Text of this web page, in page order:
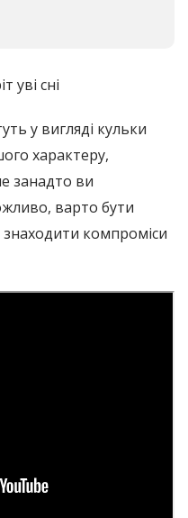
уві сні
у вигляді кульки
характеру,
занадто ви
варто бути
компроміси